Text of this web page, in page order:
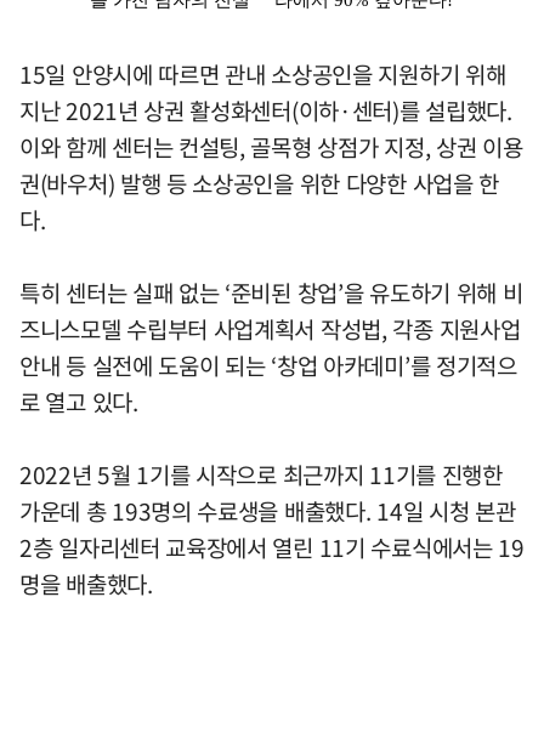
15일 안양시에 따르면 관내 소상공인을 지원하기 위해
지난 2021년 상권 활성화센터(이하·센터)를 설립했다.
이와 함께 센터는 컨설팅, 골목형 상점가 지정, 상권 이용
권(바우처) 발행 등 소상공인을 위한 다양한 사업을 한
다.
특히 센터는 실패 없는 ‘준비된 창업’을 유도하기 위해 비
즈니스모델 수립부터 사업계획서 작성법, 각종 지원사업
안내 등 실전에 도움이 되는 ‘창업 아카데미’를 정기적으
로 열고 있다.
2022년 5월 1기를 시작으로 최근까지 11기를 진행한
가운데 총 193명의 수료생을 배출했다. 14일 시청 본관
2층 일자리센터 교육장에서 열린 11기 수료식에서는 19
명을 배출했다.